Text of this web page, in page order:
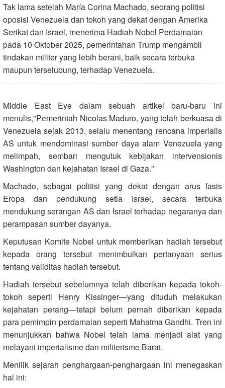
Tak lama setelah María Corina Machado, seorang politisi
oposisi Venezuela dan tokoh yang dekat dengan Amerika
Serikat dan Israel, menerima Hadiah Nobel Perdamaian
pada 10 Oktober 2025, pemerintahan Trump mengambil
tindakan militer yang lebih berani, baik secara terbuka
maupun terselubung, terhadap Venezuela.
Middle East Eye dalam sebuah artikel baru-baru ini
menulis,"Pemerintah Nicolas Maduro, yang telah berkuasa di
Venezuela sejak 2013, selalu menentang rencana imperialis
AS untuk mendominasi sumber daya alam Venezuela yang
melimpah, sembari mengutuk kebijakan intervensionis
Washington dan kejahatan Israel di Gaza."
Machado, sebagai politisi yang dekat dengan arus fasis
Eropa dan pendukung setia Israel, secara terbuka
mendukung serangan AS dan Israel terhadap negaranya dan
perampasan sumber dayanya.
Keputusan Komite Nobel untuk memberikan hadiah tersebut
kepada orang tersebut menimbulkan pertanyaan serius
tentang validitas hadiah tersebut.
Hadiah tersebut sebelumnya telah diberikan kepada tokoh-
tokoh seperti Henry Kissinger—yang dituduh melakukan
kejahatan perang—tetapi belum pernah diberikan kepada
para pemimpin perdamaian seperti Mahatma Gandhi. Tren ini
menunjukkan bahwa Nobel telah lama menjadi alat yang
melayani imperialisme dan militerisme Barat.
Menilik sejarah penghargaan-penghargaan ini menegaskan
hal ini: